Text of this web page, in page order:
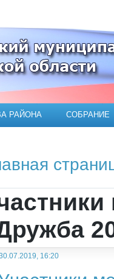
РАЙОНА СОБРАНИЕ
16:20